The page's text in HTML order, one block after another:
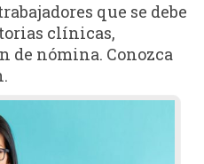
que se debe
clínicas,
de nómina. Conozca